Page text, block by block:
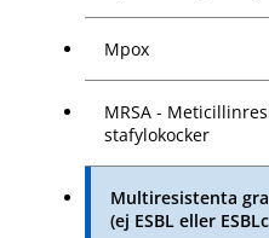
Mpox
MRSA -
stafylokocker
Multiresistenta
(ej ESBL eller